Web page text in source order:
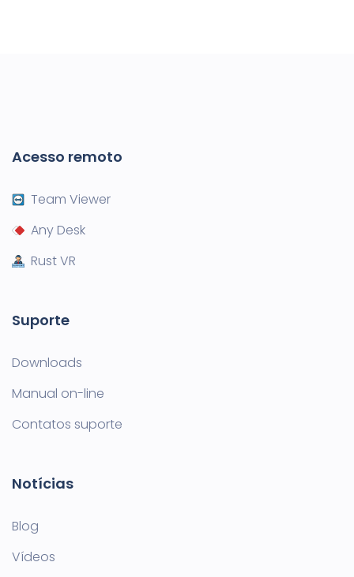
Acesso remoto
Team Viewer
Any Desk
Rust VR
Suporte
Downloads
Manual on-line
Contatos suporte
Notícias
Blog
Vídeos